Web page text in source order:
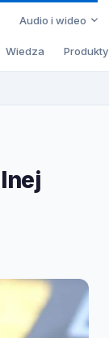
Audio i wideo
Wiedza Produkty